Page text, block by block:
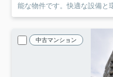
能な物件です。快適な設備と
中古マンション